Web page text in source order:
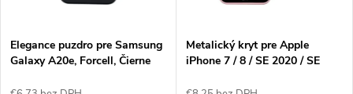
Elegance puzdro pre Samsung
Galaxy A20e, Forcell, Čierne
Metalický kryt pre Apple
iPhone 7 / 8 / SE 2020 / SE